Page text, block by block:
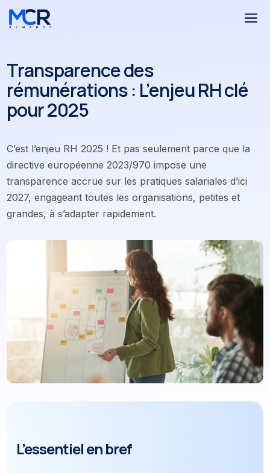
a
Transparence des
rémunérations : L’enjeu RH clé
pour 2025
C’est l’enjeu RH 2025 ! Et pas seulement parce que la
directive européenne 2023/970 impose une
transparence accrue sur les pratiques salariales d’ici
2027, engageant toutes les organisations, petites et
grandes, à s’adapter rapidement.
L’essentiel en bref